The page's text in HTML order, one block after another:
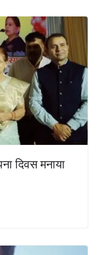
दिवस मनाया